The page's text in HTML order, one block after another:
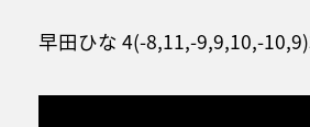
早田ひな 4(-8,11,-9,9,10,-